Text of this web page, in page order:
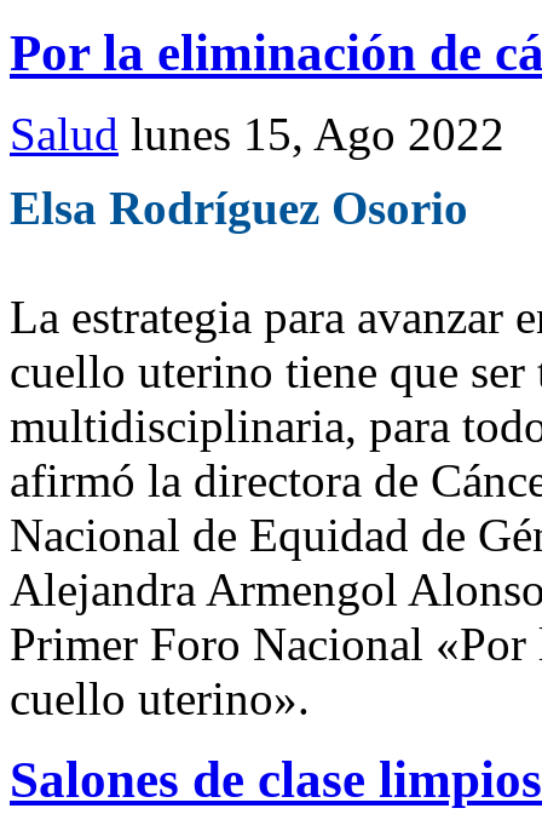
Por la eliminación de
Salud lunes 15, Ago 2022
Elsa Rodríguez Osorio
La estrategia para avanzar
cuello uterino tiene que
multidisciplinaria, para
afirmó la directora de
Nacional de Equidad de
Alejandra Armengol
Primer Foro Nacional
cuello uterino».
Salones de clase